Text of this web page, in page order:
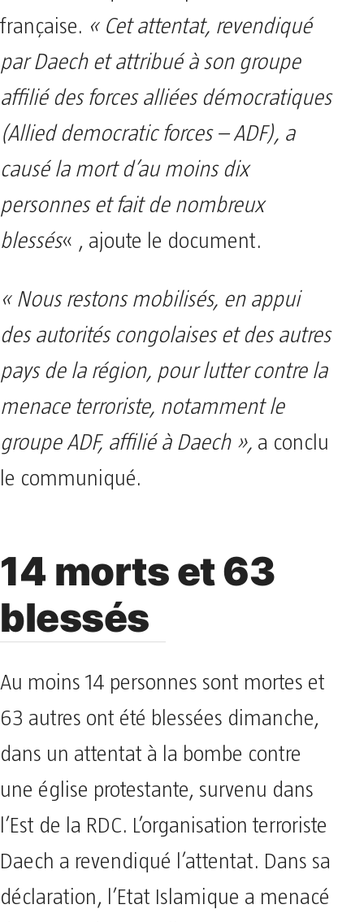
française. « Cet attentat, revendiqué
par Daech et attribué à son groupe
affilié des forces alliées démocratiques
(Allied democratic forces – ADF), a
causé la mort d’au moins dix
personnes et fait de nombreux
blessés« , ajoute le document.
« Nous restons mobilisés, en appui
des autorités congolaises et des autres
pays de la région, pour lutter contre la
menace terroriste, notamment le
groupe ADF, affilié à Daech », a conclu
le communiqué.
14 morts et 63
blessés
Au moins 14 personnes sont mortes et
63 autres ont été blessées dimanche,
dans un attentat à la bombe contre
une église protestante, survenu dans
l’Est de la RDC. L’organisation terroriste
Daech a revendiqué l’attentat. Dans sa
déclaration, l’Etat Islamique a menacé